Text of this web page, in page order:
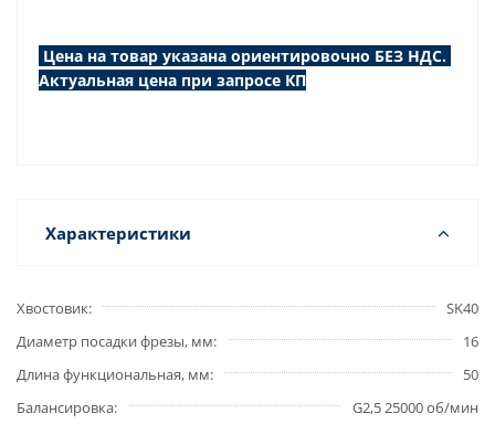
Цена на товар указана ориентировочно БЕЗ НДС.
Актуальная цена при запросе КП
Характеристики
Хвостовик
SK40
Диаметр посадки фрезы, мм
16
Длина функциональная, мм
50
Балансировка
G2,5 25000 об/мин